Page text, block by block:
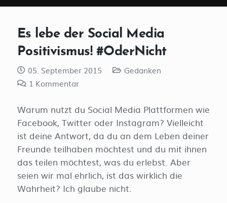
Es lebe der Social Media
Positivismus! #OderNicht
05. September 2015
Gedanken
1 Kommentar
Warum nutzt du Social Media Plattformen wie
Facebook, Twitter oder Instagram? Vielleicht
ist deine Antwort, da du an dem Leben deiner
Freunde teilhaben möchtest und du mit ihnen
das teilen möchtest, was du erlebst. Aber
seien wir mal ehrlich, ist das wirklich die
Wahrheit? Ich glaube nicht.